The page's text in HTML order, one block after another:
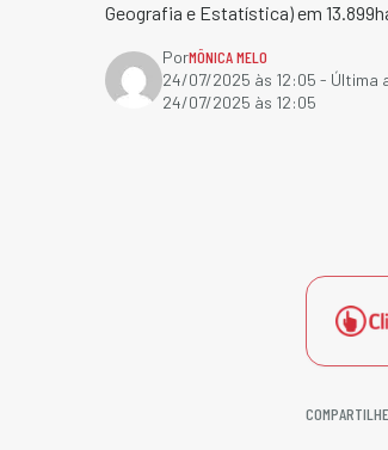
Geografia e Estatística) em
PorMÔNICA MELO
24/07/2025 às 12:05 - Última
24/07/2025 às 12:05
COMPARTILHE